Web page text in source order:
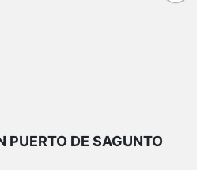
PUERTO DE SAGUNTO